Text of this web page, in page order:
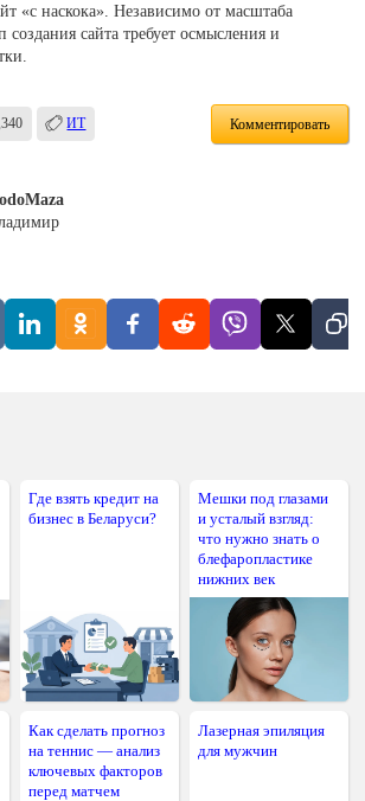
«с наскока». Независимо от масштаба
создания сайта требует осмысления и
ИТ Комментировать
Где взять кредит на
бизнес в Беларуси?
Мешки под глазами
и усталый взгляд:
что нужно знать о
блефаропластике
нижних век
Как сделать прогноз
на теннис — анализ
ключевых факторов
перед матчем
Лазерная эпиляция
для мужчин